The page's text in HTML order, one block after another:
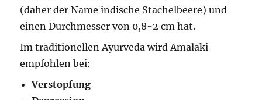
(daher der Name indische Stachelbeere) und
einen Durchmesser von 0,8-2 cm hat.
Im traditionellen Ayurveda wird Amalaki
empfohlen bei:
Verstopfung